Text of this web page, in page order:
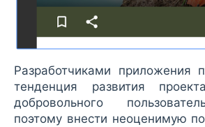
Разработчиками приложения
тенденция развития
добровольного
поэтому внести неоценимую